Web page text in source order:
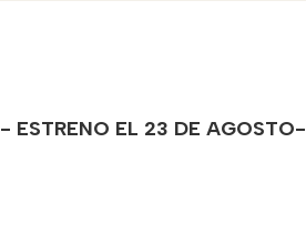
- ESTRENO EL 23 DE AGOSTO-